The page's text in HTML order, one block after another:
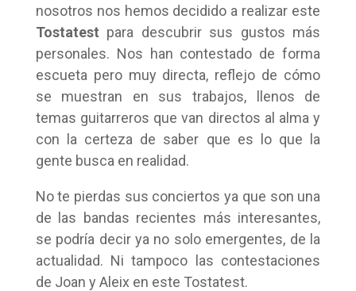
nosotros nos hemos decidido a realizar este
Tostatest para descubrir sus gustos más
personales. Nos han contestado de forma
escueta pero muy directa, reflejo de cómo
se muestran en sus trabajos, llenos de
temas guitarreros que van directos al alma y
con la certeza de saber que es lo que la
gente busca en realidad.
No te pierdas sus conciertos ya que son una
de las bandas recientes más interesantes,
se podría decir ya no solo emergentes, de la
actualidad. Ni tampoco las contestaciones
de Joan y Aleix en este Tostatest.